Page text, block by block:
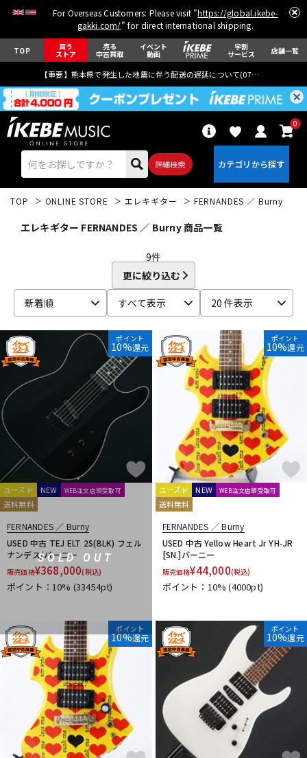
For Overseas Customers: Please visit "https://global.ikebe-
gakki.com/" for direct international shipping.
TOP 買う
ストア
売る
中古買取
イベント
動画
学割
サービス 店舗一覧
【重要】熊本県で発生した地震に伴う配送の遅延について(07月29日
詳細検索
0
ベース ウクレレ
パーカッション
キーボード 電子ピアノ
管楽器 その他楽器
アンプ エフェクター
DJ機器 DTM
DTM オンライン納品 レコーディング機器
配信/ライブ機器 楽器アクセサリ
中古 ヴィンテージ
TOP ONLINE STORE エレキギター FERNANDES ／ Burny
エレキギター FERNANDES ／ Burny 商品一覧
9件
更に絞り込む
新着順
すべて表示 20 件表示
SOLD OUT
ポイント
10%還元
ユーズド NEW WEB注文店頭受取可
送料無料
FERNANDES ／ Burny
USED 中古 TEJ ELT 2S(BLK) フェル
ナンデス/バーニー
販売価格¥368,000(税込)
ポイント：10% (33454pt)
ポイント
10%還元
ユーズド NEW WEB注文店頭受取可
送料無料
FERNANDES ／ Burny
USED 中古 Yellow Heart Jr YH-JR
[SN.]バーニー
販売価格¥44,000(税込)
ポイント：10%(4000pt)
ポイント
10%還元
ポイント
10%還元